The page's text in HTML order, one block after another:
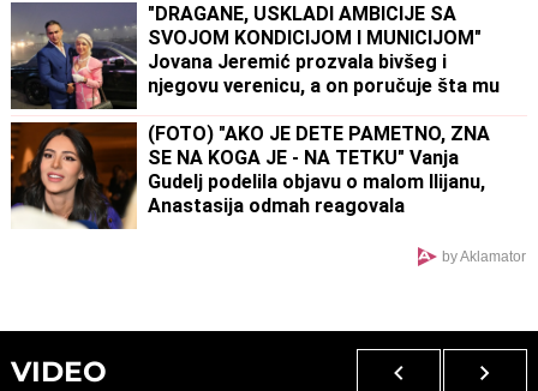
"DRAGANE, USKLADI AMBICIJE SA
SVOJOM KONDICIJOM I MUNICIJOM"
Jovana Jeremić prozvala bivšeg i
njegovu verenicu, a on poručuje šta mu
(FOTO) "AKO JE DETE PAMETNO, ZNA
SE NA KOGA JE - NA TETKU" Vanja
Gudelj podelila objavu o malom Ilijanu,
Anastasija odmah reagovala
by Aklamator
VIDEO